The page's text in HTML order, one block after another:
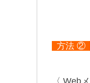
方法 ②